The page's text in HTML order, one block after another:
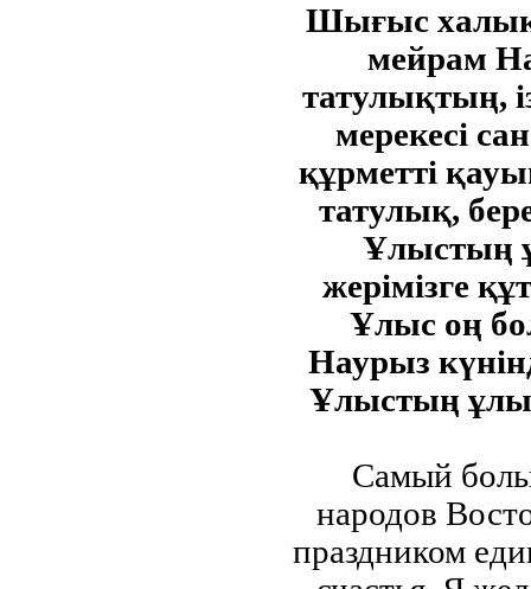
Шығыс
мейрам
татулықтың,
мерекесі
құрметті
татулық,
Ұлыстың
жерімізге
Ұлыс оң
Наурыз
Ұлыстың ұлы
Самый
народов
праздником